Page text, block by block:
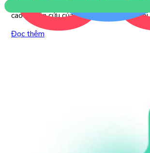
cao nghiên cứu của bạn về bối cảnh xã hội.
Đọc thêm